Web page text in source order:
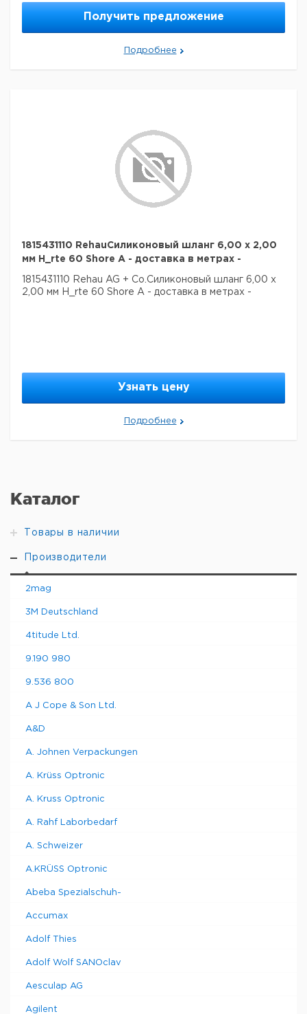
Каталог
Товары в наличии
Производители
2mag
3M Deutschland
4titude Ltd.
9.190 980
9.536 800
A J Cope & Son Ltd.
A&D
A. Johnen Verpackungen
A. Krüss Optronic
A. Kruss Optronic
A. Rahf Laborbedarf
A. Schweizer
A.KRÜSS Optronic
Abeba Spezialschuh-
Accumax
Adolf Thies
Adolf Wolf SANOclav
Aesculap AG
Agilent
Получить предложение
Подробнее
1815431110 RehauСиликоновый шланг 6,00 x 2,00
мм H_rte 60 Shore A - доставка в метрах -
1815431110 Rehau AG + Co.Силиконовый шланг 6,00 x
2,00 мм H_rte 60 Shore A - доставка в метрах -
Узнать цену
Подробнее